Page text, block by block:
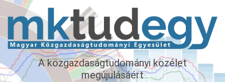
A közgazdaságtudományi közélet
megújulásáért